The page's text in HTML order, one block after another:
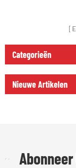
Categorieën
Nieuwe Artikelen